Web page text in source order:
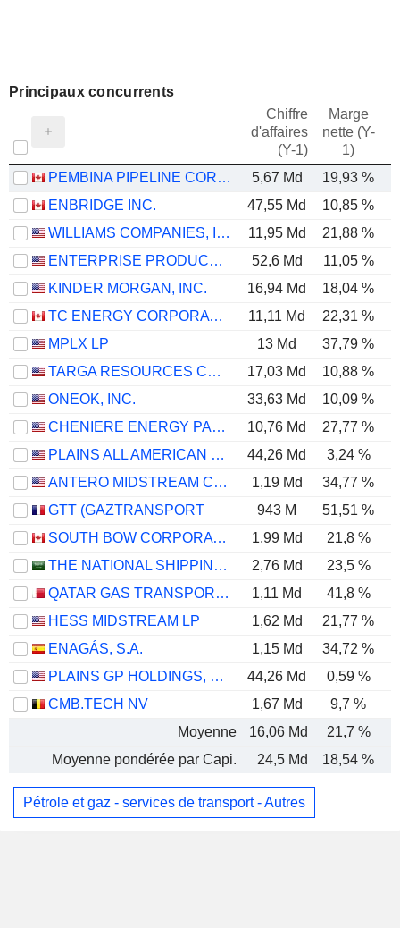
Principaux concurrents
Chiffre
d'affaires
(Y-1)
Marge
nette (Y-
1)
PEMBINA PIPELINE CORPORATION 5,67 Md 19,93 %
ENBRIDGE INC.
47,55 Md 10,85 %
WILLIAMS COMPANIES, INC.
11,95 Md 21,88 %
ENTERPRISE PRODUCTS PARTNERS L.P.
52,6 Md 11,05 %
KINDER MORGAN, INC.
16,94 Md 18,04 %
TC ENERGY CORPORATION
11,11 Md 22,31 %
MPLX LP
13 Md 37,79 %
TARGA RESOURCES CORP.
17,03 Md 10,88 %
ONEOK, INC.
33,63 Md 10,09 %
CHENIERE ENERGY PARTNERS, L.P.
10,76 Md 27,77 %
PLAINS ALL AMERICAN PIPELINE, L.P.
44,26 Md 3,24 %
ANTERO MIDSTREAM CORPORATION
1,19 Md 34,77 %
GTT (GAZTRANSPORT
943 M 51,51 %
SOUTH BOW CORPORATION
1,99 Md 21,8 %
THE NATIONAL SHIPPING COMPANY OF SAUDI ARABIA
2,76 Md 23,5 %
QATAR GAS TRANSPORT COMPANY LIMITED (NAKILAT) (QPSC)
1,11 Md 41,8 %
HESS MIDSTREAM LP
1,62 Md 21,77 %
ENAGÁS, S.A.
1,15 Md 34,72 %
PLAINS GP HOLDINGS, L.P.
44,26 Md 0,59 %
CMB.TECH NV
1,67 Md 9,7 %
Moyenne
16,06 Md 21,7 %
Moyenne pondérée par Capi.
24,5 Md 18,54 %
Pétrole et gaz - services de transport - Autres